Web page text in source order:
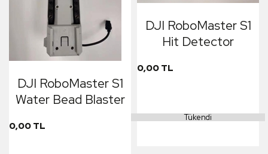
DJI RoboMaster S1
Water Bead Blaster
0,00 TL
DJI RoboMaster S1
Hit Detector
0,00 TL
Tükendi